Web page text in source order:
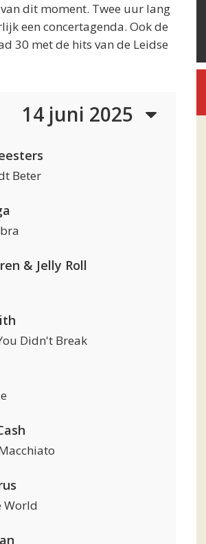
dit moment. Twee uur lang
een concertagenda. Ook de
30 met de hits van de Leidse
14 juni 2025
Beter
& Jelly Roll
Didn't Break
World